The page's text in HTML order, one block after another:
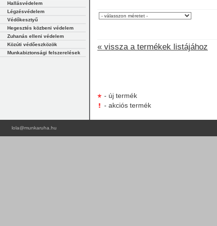
Hallásvédelem
Légzésvédelem
Védőkesztyű
Hegesztés közbeni védelem
Zuhanás elleni védelem
Közúti védőeszközök
Munkabiztonsági felszerelések
« vissza a termékek listájához
- új termék
- akciós termék
lola@munkaruha.hu